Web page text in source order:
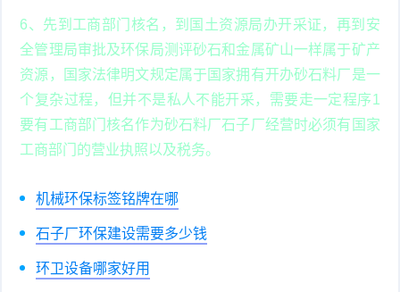
6、先到工商部门核名，到国土资源局办开采证，再到安
全管理局审批及环保局测评砂石和金属矿山一样属于矿产
资源，国家法律明文规定属于国家拥有开办砂石料厂是一
个复杂过程，但并不是私人不能开采，需要走一定程序1
要有工商部门核名作为砂石料厂石子厂经营时必须有国家
工商部门的营业执照以及税务。
机械环保标签铭牌在哪
石子厂环保建设需要多少钱
环卫设备哪家好用